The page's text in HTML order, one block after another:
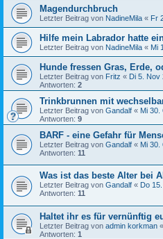
Magendurchbruch
Letzter Beitrag von NadineMila « Fr
Hilfe mein Labrador hatte
Letzter Beitrag von NadineMila « Mi
Hunde fressen Gras, Erde,
Letzter Beitrag von Fritz « Di 5. Nov
Antworten: 2
Trinkbrunnen mit
Letzter Beitrag von Gandalf « Mi 30.
Antworten: 9
BARF - eine Gefahr für
Letzter Beitrag von Gandalf « Mi 30.
Antworten: 11
Was ist das beste Alter bei
Letzter Beitrag von Gandalf « Do
Antworten: 11
Haltet ihr es für vernünftig
Letzter Beitrag von admin korkman «
Antworten: 1